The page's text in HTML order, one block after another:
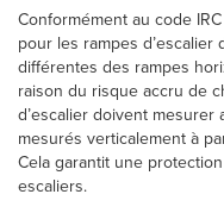
Conformément au code
pour les rampes
différentes des rampes
raison du risque accru de
d’escalier doivent mesurer
mesurés verticalement à
Cela garantit une
escaliers.